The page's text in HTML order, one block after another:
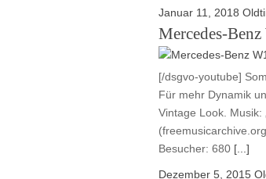
Januar 11, 2018
Mercedes-
[/dsgvo-youtube]
Für mehr Dynamik
Vintage Look. Musik:
Besucher: 680 [...]
Dezember 5, 2015